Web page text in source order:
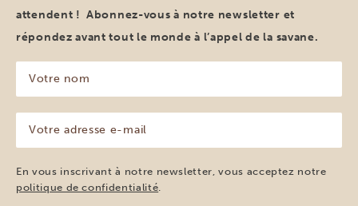
attendent ! Abonnez-vous à notre newsletter et
répondez avant tout le monde à l’appel de la savane.
nom
(Nécessaire)
adresse
e-
mail
(Nécessaire)
En vous inscrivant à notre newsletter, vous acceptez notre
politique de confidentialité